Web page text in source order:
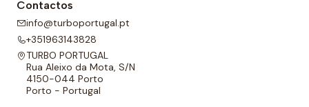
Contactos
info@turboportugal.pt
+351963143828
TURBO PORTUGAL
Rua Aleixo da Mota, S/N
4150-044 Porto
Porto - Portugal